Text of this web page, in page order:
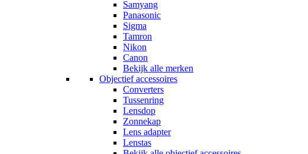
Samyang
Panasonic
Sigma
Tamron
Nikon
Canon
Bekijk alle merken
Objectief accessoires
Converters
Tussenring
Lensdop
Zonnekap
Lens adapter
Lenstas